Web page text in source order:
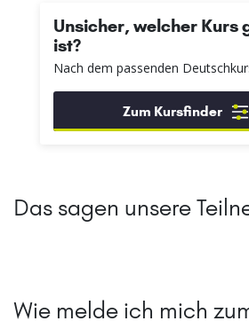
Unsicher, welcher Kurs
ist?
Nach dem passenden
Zum Kursfinder
Das sagen unsere
Wie melde ich mich